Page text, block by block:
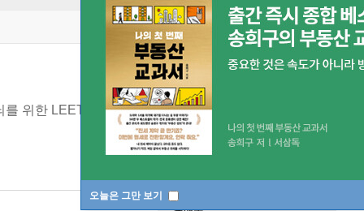
오늘은 그만 보기
를 위한 LEET/PSAT 기본서[ 전2권 ]